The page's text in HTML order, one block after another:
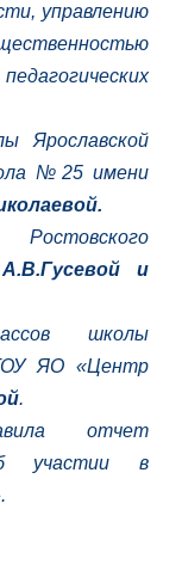
управлению
Ярославской
№25 имени
А.В.Гусевой и
школы
ЯО «Центр
.
отчет
участии в